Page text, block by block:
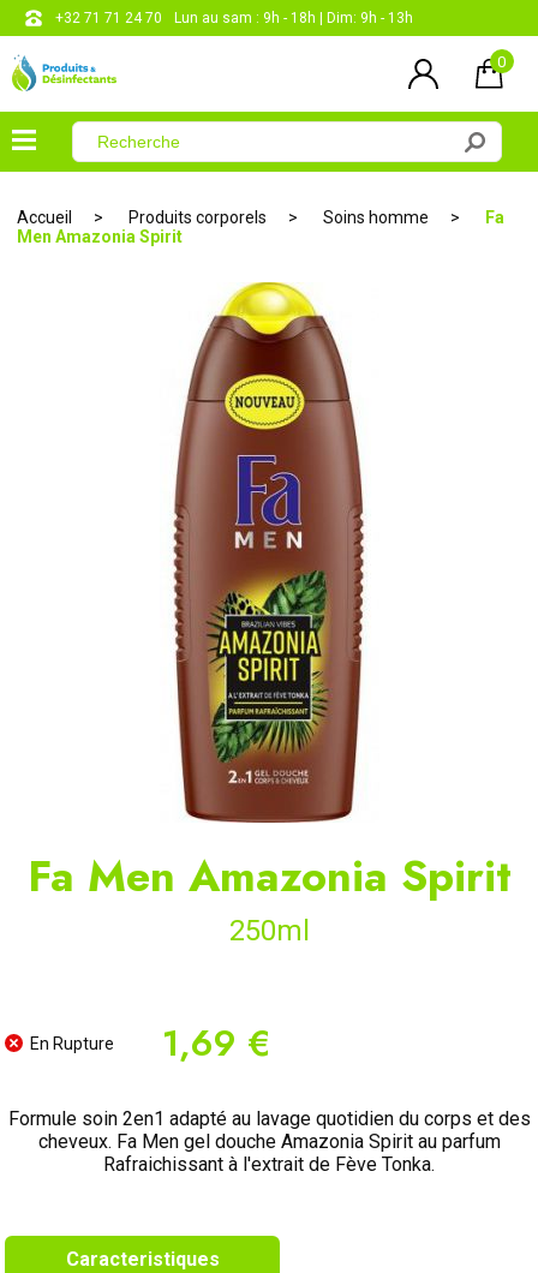
+32 71 71 24 70 Lun au sam : 9h - 18h | Dim: 9h - 13h
0
×
Désinfectants
Accueil Produits corporels Soins homme
Fa
Men Amazonia Spirit
Fa Men Amazonia Spirit
250ml
En Rupture 1,69 €
Formule soin 2en1 adapté au lavage quotidien du corps et des
cheveux. Fa Men gel douche Amazonia Spirit au parfum
Rafraichissant à l'extrait de Fève Tonka.
Caracteristiques